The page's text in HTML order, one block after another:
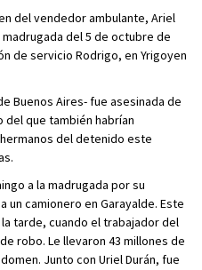
del vendedor ambulante, Ariel
del 5 de octubre de
de servicio Rodrigo, en Yrigoyen
Buenos Aires- fue asesinada de
del que también habrían
del detenido este
a la madrugada por su
un camionero en Garayalde. Este
tarde, cuando el trabajador del
robo. Le llevaron 43 millones de
Junto con Uriel Durán, fue